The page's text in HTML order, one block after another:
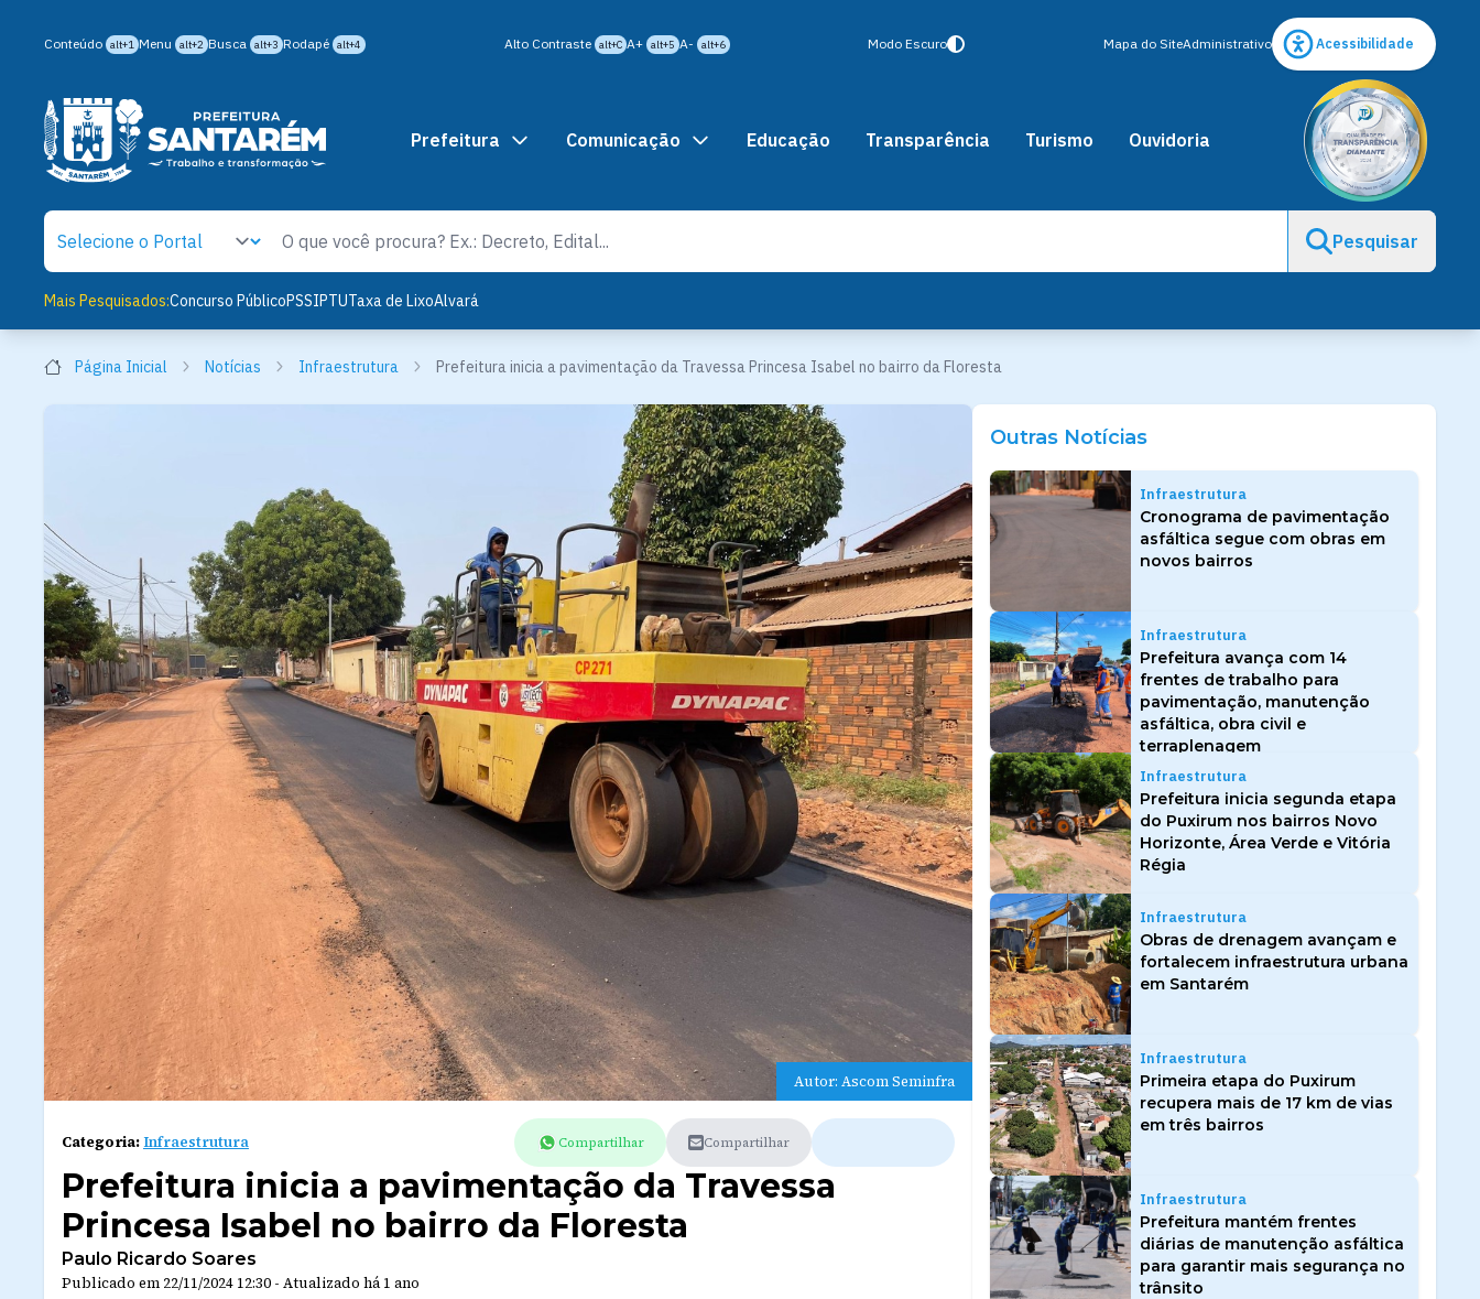
Conteúdo alt+1 Menu alt+2 Busca alt+3 Rodapé alt+4 Alto Contraste alt+C A+ alt+5 A- alt+6 Modo Escuro Mapa do SiteAdministrativo Acessibilidade
Prefeitura Comunicação Educação Transparência Turismo Ouvidoria
Pesquisar
Mais Pesquisados:Concurso PúblicoPSSIPTUTaxa de LixoAlvará
Página Inicial Notícias Infraestrutura Prefeitura inicia a pavimentação da Travessa Princesa Isabel no bairro da Floresta
Autor: Ascom Seminfra
Categoria:Infraestrutura Compartilhar Compartilhar
Prefeitura inicia a pavimentação da Travessa
Princesa Isabel no bairro da Floresta
Paulo Ricardo Soares
Publicado em 22/11/2024 12:30 - Atualizado há 1 ano
Outras Notícias
Infraestrutura
Cronograma de pavimentação
asfáltica segue com obras em
novos bairros
Infraestrutura
Prefeitura avança com 14
frentes de trabalho para
pavimentação, manutenção
asfáltica, obra civil e
terraplenagem
Infraestrutura
Prefeitura inicia segunda etapa
do Puxirum nos bairros Novo
Horizonte, Área Verde e Vitória
Régia
Infraestrutura
Obras de drenagem avançam e
fortalecem infraestrutura urbana
em Santarém
Infraestrutura
Primeira etapa do Puxirum
recupera mais de 17 km de vias
em três bairros
Infraestrutura
Prefeitura mantém frentes
diárias de manutenção asfáltica
para garantir mais segurança no
trânsito